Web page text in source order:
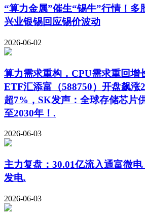
“算力金属”催生“锡牛”行情！多
兴业银锡回应锡价波动
2026-06-02
算力需求重构，CPU需求重回增
ETF汇添富（588750）开盘飙涨
超7%，SK发声：全球存储芯片
至2030年！.
2026-06-03
主力复盘：30.01亿流入通富微
发电.
2026-06-03